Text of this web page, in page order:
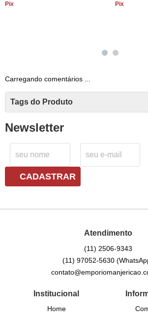
Pix
Pix
Carregando comentários ...
Tags do Produto
Newsletter
CADASTRAR
Atendimento
(11) 2506-9343
(11) 97052-5630
Institucional
Home